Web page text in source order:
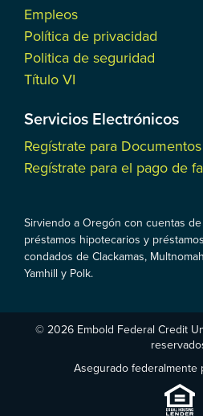
Empleos
Política de privacidad
Politica de seguridad
Título VI
Servicios Electrónicos
Regístrate para
Regístrate para el pago de
Sirviendo a Oregón con cuentas
préstamos hipotecarios y
condados de Clackamas,
Yamhill y Polk.
© 2026 Embold Federal Credit
Asegurado federalmente